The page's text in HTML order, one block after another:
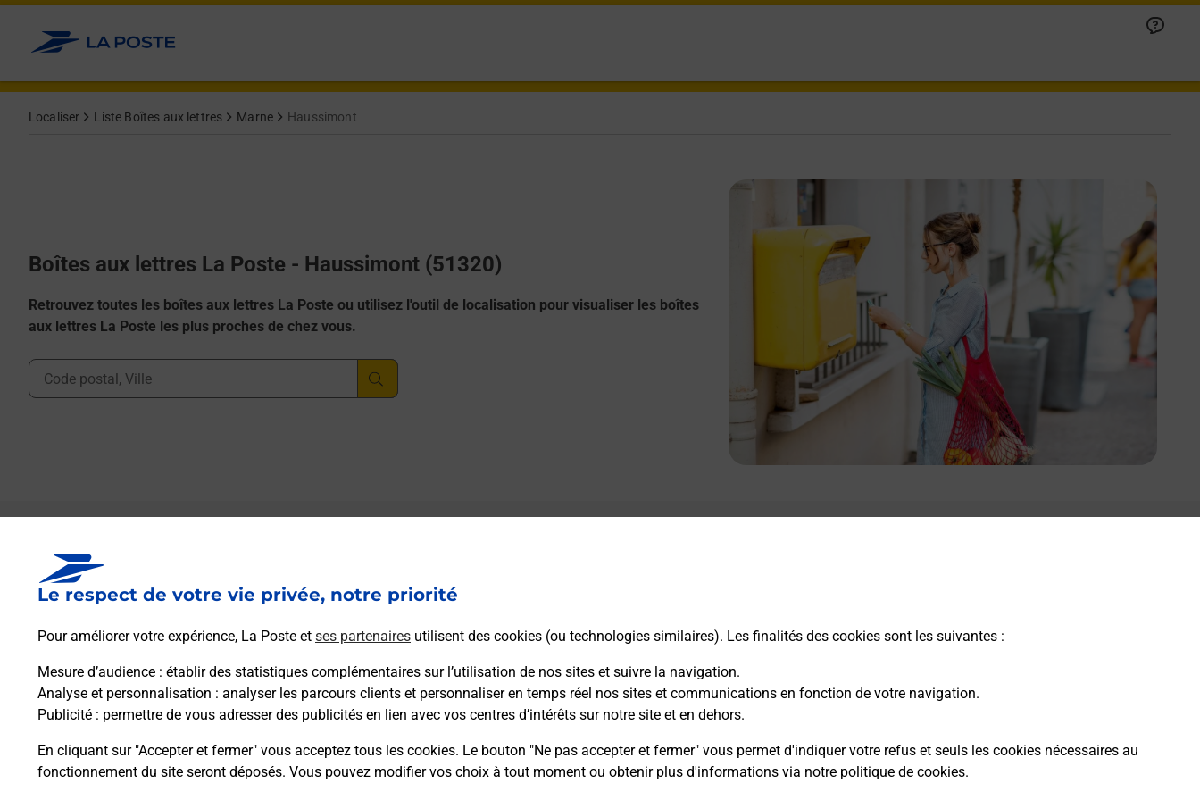
Le respect de votre vie privée, notre priorité
Pour améliorer votre expérience, La Poste et ses partenaires utilisent des cookies (ou technologies similaires). Les finalités des cookies sont les suivantes :
Mesure d’audience : établir des statistiques complémentaires sur l’utilisation de nos sites et suivre la navigation.
Analyse et personnalisation : analyser les parcours clients et personnaliser en temps réel nos sites et communications en fonction de votre navigation.
Publicité : permettre de vous adresser des publicités en lien avec vos centres d’intérêts sur notre site et en dehors.
En cliquant sur "Accepter et fermer" vous acceptez tous les cookies. Le bouton "Ne pas accepter et fermer" vous permet d'indiquer votre refus et seuls les cookies nécessaires au
fonctionnement du site seront déposés. Vous pouvez modifier vos choix à tout moment ou obtenir plus d'informations via notre politique de cookies.
Allez au contenu
Localiser Liste Boîtes aux lettres Marne Haussimont
Boîtes aux lettres La Poste - Haussimont (51320)
Retrouvez toutes les boîtes aux lettres La Poste ou utilisez l'outil de localisation pour visualiser les boîtes
aux lettres La Poste les plus proches de chez vous.
Ville, Département, Code Postal
Boîte aux lettres La Poste
Prochaine collecte du courrier lundià 08h30
21 Rue Saint Gengoulf
Itinéraire